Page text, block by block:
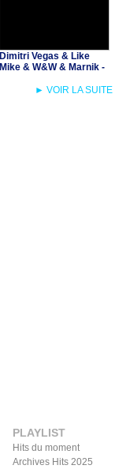
Dimitri Vegas & Like
Mike & W&W & Marnik -
► VOIR LA SUITE
PLAYLIST
Hits du moment
Archives Hits 2025